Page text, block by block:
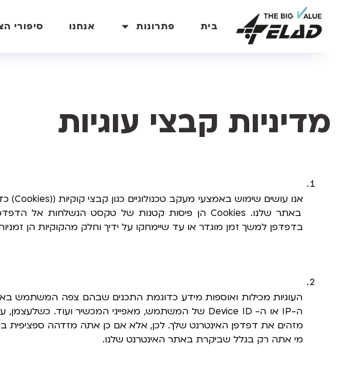
בית פתרונות אנחנו סיפורי
מדיניות קבצי עוגיות
בדפדפן למשך זמן מוגדר או עד שיימחקו על ידיך וחלק מהקוקיות הן
מי אתה רק בגלל שביקרת באתר האינטרנט שלנו.